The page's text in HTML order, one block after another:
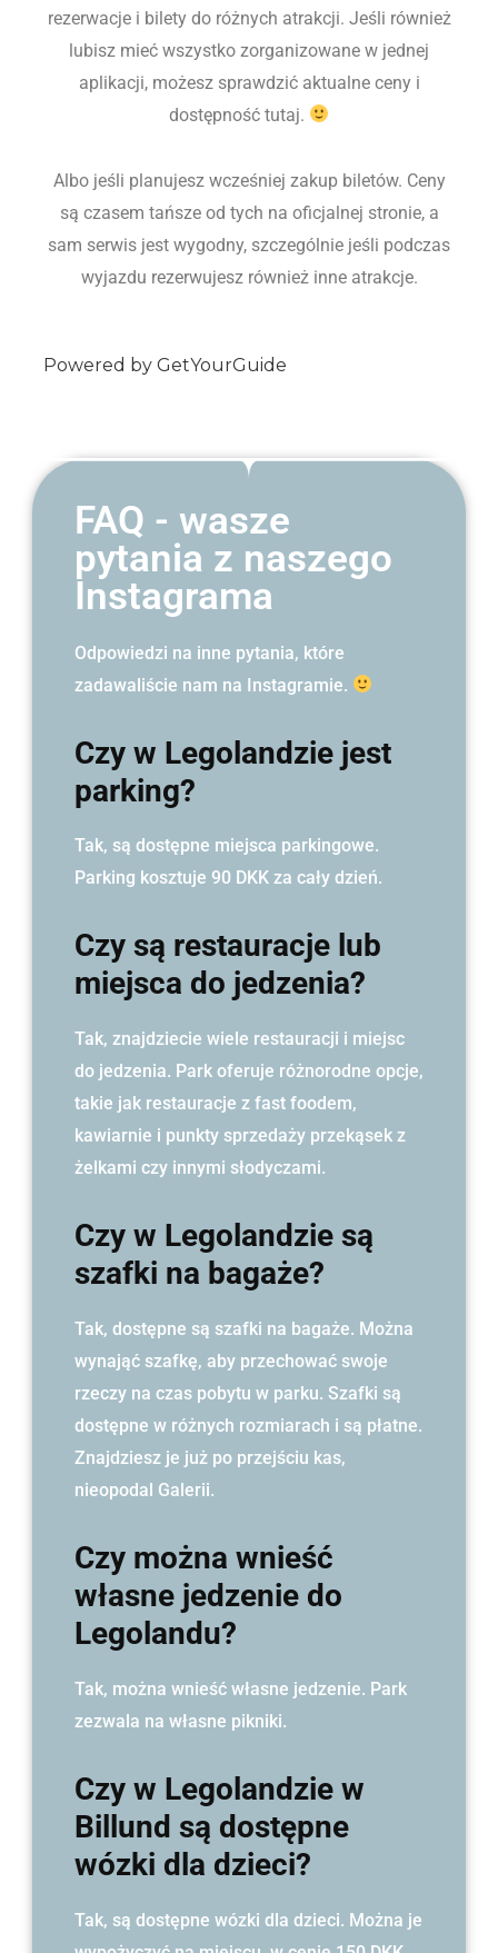
rezerwacje i bilety do różnych atrakcji. Jeśli również
lubisz mieć wszystko zorganizowane w jednej
aplikacji, możesz sprawdzić aktualne ceny i
dostępność tutaj.
Albo jeśli planujesz wcześniej zakup biletów. Ceny
są czasem tańsze od tych na oficjalnej stronie, a
sam serwis jest wygodny, szczególnie jeśli podczas
wyjazdu rezerwujesz również inne atrakcje.
Powered by GetYourGuide
FAQ - wasze
pytania z naszego
Instagrama
Odpowiedzi na inne pytania, które
zadawaliście nam na Instagramie.
Czy w Legolandzie jest
parking?
Tak, są dostępne miejsca parkingowe.
Parking kosztuje 90 DKK za cały dzień.
Czy są restauracje lub
miejsca do jedzenia?
Tak, znajdziecie wiele restauracji i miejsc
do jedzenia. Park oferuje różnorodne opcje,
takie jak restauracje z fast foodem,
kawiarnie i punkty sprzedaży przekąsek z
żelkami czy innymi słodyczami.
Czy w Legolandzie są
szafki na bagaże?
Tak, dostępne są szafki na bagaże. Można
wynająć szafkę, aby przechować swoje
rzeczy na czas pobytu w parku. Szafki są
dostępne w różnych rozmiarach i są płatne.
Znajdziesz je już po przejściu kas,
nieopodal Galerii.
Czy można wnieść
własne jedzenie do
Legolandu?
Tak, można wnieść własne jedzenie. Park
zezwala na własne pikniki.
Czy w Legolandzie w
Billund są dostępne
wózki dla dzieci?
Tak, są dostępne wózki dla dzieci. Można je